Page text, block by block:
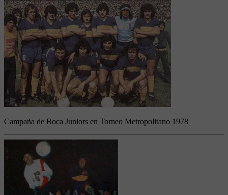
Campaña de Boca Juniors en Torneo Metropolitano 1978